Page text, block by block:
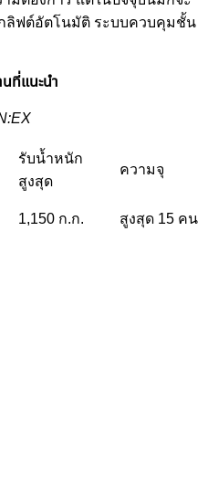
กลิฟต์อัตโนมัติ ระบบควบคุมชั้น
ที่แนะนำ
รับน้ำหนัก
สูงสุด
ความจุ
1,150 ก.ก. สูงสุด 15 คน